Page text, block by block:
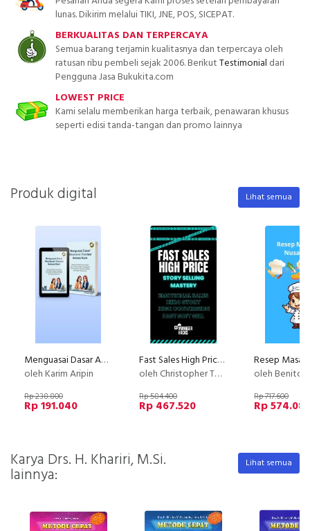
lunas. Dikirim melalui TIKI, JNE, POS, SICEPAT.
BERKUALITAS DAN TERPERCAYA
Semua barang terjamin kualitasnya dan terpercaya oleh
ratusan ribu pembeli sejak 2006. BerikutTestimonial dari
Pengguna Jasa Bukukita.com
LOWEST PRICE
Kami selalu memberikan harga terbaik, penawaran khusus
seperti edisi tanda-tangan dan promo lainnya
Produk digital Lihat semua
Menguasai Dasar Akuntansi : Fondasi Sukses Karir
oleh Karim Aripin
Rp 238.800
Rp 191.040
Fast Sales High Price with Story Selling
oleh Christopher Tobing
Rp 584.400
Rp 467.520
oleh Benito
Rp 717.600
Rp
Karya Drs. H. Khariri, M.Si.
lainnya:
Lihat semua